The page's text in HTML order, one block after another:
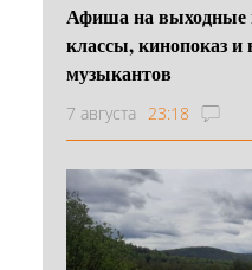
Афиша на выходные
классы, кинопоказ и
музыкантов
7 августа 23:18